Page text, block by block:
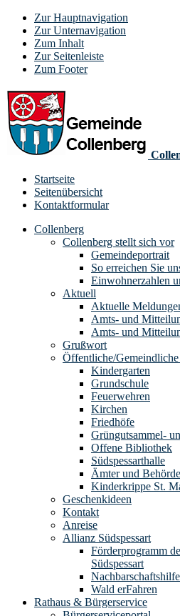
Zur Hauptnavigation
Zur Unternavigation
Zum Inhalt
Zur Seitenleiste
Zum Footer
Startseite
Seitenübersicht
Kontaktformular
Collenberg
Collenberg stellt sich vor
Gemeindeportrait
So erreichen Sie
Einwohnerzahlen
Aktuell
Aktuelle
Amts- und
Amts- und
Grußwort
Öffentliche/
Kindergarten
Grundschule
Feuerwehren
Kirchen
Friedhöfe
Grüngutsammel-
Offene Bibliothek
Südspessarthalle
Ämter und
Kinderkrippe St.
Geschenkideen
Kontakt
Anreise
Allianz Südspessart
Förderprogramm
Südspessart
Wald erFahren
Rathaus & Bürgerservice